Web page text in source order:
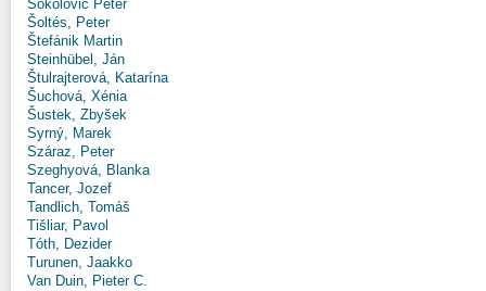
Sokolovič Peter
Šoltés, Peter
Štefánik Martin
Steinhübel, Ján
Štulrajterová, Katarína
Šuchová, Xénia
Šustek, Zbyšek
Syrný, Marek
Száraz, Peter
Szeghyová, Blanka
Tancer, Jozef
Tandlich, Tomáš
Tišliar, Pavol
Tóth, Dezider
Turunen, Jaakko
Van Duin, Pieter C.